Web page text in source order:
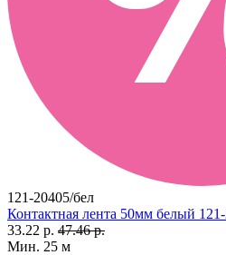
121-20405/бел
Контактная лента 50мм белый
33.22 р. 47.46 р.
Мин. 25 м